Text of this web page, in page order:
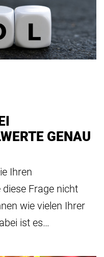
GENAU
Ihren
Frage nicht
wie vielen Ihrer
ist es…